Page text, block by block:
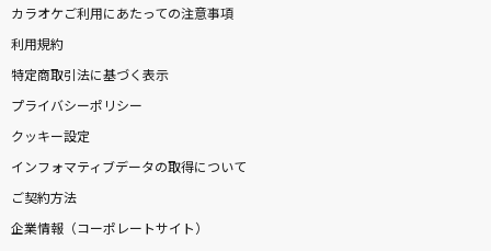
カラオケご利用にあたっての注意事項
利用規約
特定商取引法に基づく表示
プライバシーポリシー
クッキー設定
インフォマティブデータの取得について
ご契約方法
企業情報（コーポレートサイト）